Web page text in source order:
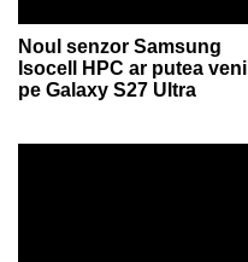
Noul senzor Samsung
Isocell HPC ar putea veni
pe Galaxy S27 Ultra